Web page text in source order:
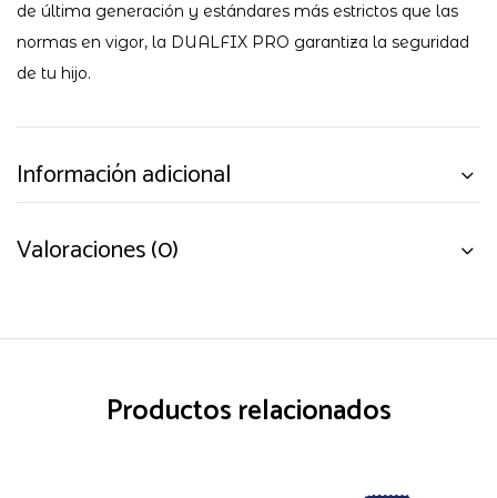
de última generación y estándares más estrictos que las
normas en vigor, la DUALFIX PRO garantiza la seguridad
de tu hijo.
Información adicional
Valoraciones (0)
Productos relacionados